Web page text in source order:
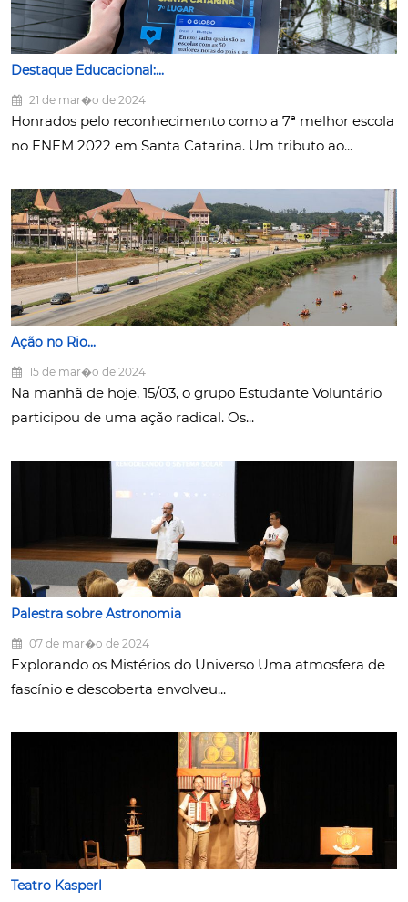
Destaque Educacional:...
21 de mar�o de 2024
Honrados pelo reconhecimento como a 7ª melhor escola
no ENEM 2022 em Santa Catarina. Um tributo ao...
Ação no Rio...
15 de mar�o de 2024
Na manhã de hoje, 15/03, o grupo Estudante Voluntário
participou de uma ação radical. Os...
Palestra sobre Astronomia
07 de mar�o de 2024
Explorando os Mistérios do Universo Uma atmosfera de
fascínio e descoberta envolveu...
Teatro Kasperl